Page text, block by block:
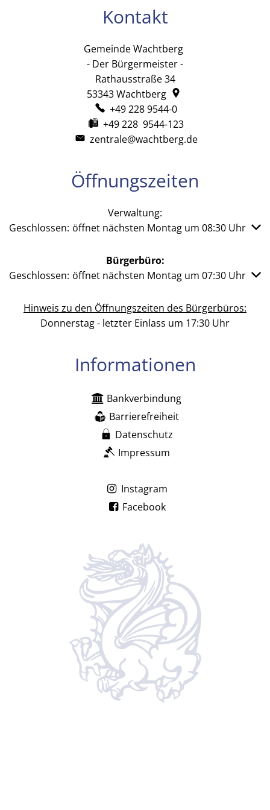
Kontakt
Gemeinde Wachtberg
- Der Bürgermeister -
Rathausstraße 34
53343Wachtberg
+49 228 9544-0
+49 228 9544-123
zentrale@wachtberg.de
Öffnungszeiten
Verwaltung:
Klicken, um weitere Öffnungs- oder Schließzeiten
Geschlossen: öffnet nächsten Montag um 08:30 Uhr
Bürgerbüro:
Klicken, um weitere Öffnungs- oder Schließzeiten
Geschlossen: öffnet nächsten Montag um 07:30 Uhr
Hinweis zu den Öffnungszeiten des Bürgerbüros:
Donnerstag - letzter Einlass um 17:30 Uhr
Informationen
Bankverbindung
Barrierefreiheit
Datenschutz
Impressum
Instagram
Facebook